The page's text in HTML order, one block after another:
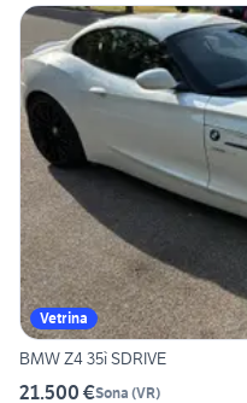
Vetrina
BMW Z4 35ì SDRIVE
21.500 €Sona (VR)